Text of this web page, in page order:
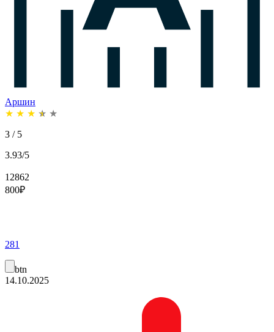
Аршин
★ ★ ★ ★ ★
3 / 5
3.93/5
12862
800₽
281
btn
14.10.2025